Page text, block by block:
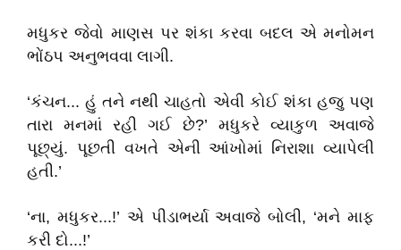
મધુકર જેવો માણસ પર શંકા કરવા બદલ એ મનોમન
ભોંઠપ અનુભવવા લાગી.
‘કંચન... હું તને નથી ચાહતો એવી કોઈ શંકા હજુ પણ
તારા મનમાં રહી ગઈ છે?’ મધુકરે વ્યાકુળ અવાજે
પૂછ્યું. પૂછતી વખતે એની આંખોમાં નિરાશા વ્યાપેલી
હતી.’
‘ના, મધુકર...!’ એ પીડાભર્યા અવાજે બોલી, ‘મને માફ
કરી દો...!’